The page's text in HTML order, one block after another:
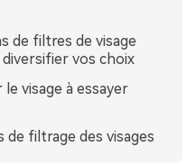
de filtres de visage
vos choix
visage à essayer
de filtrage des visages